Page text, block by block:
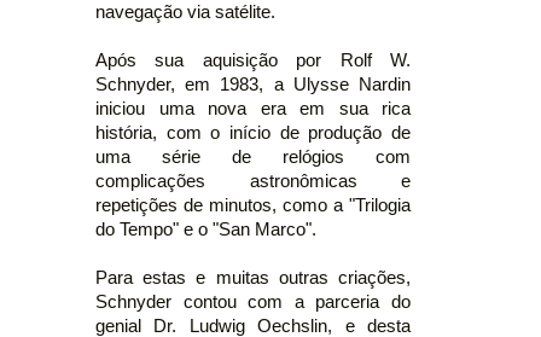
navegação via satélite.
Após sua aquisição por Rolf W.
Schnyder, em 1983, a Ulysse Nardin
iniciou uma nova era em sua rica
história, com o início de produção de
uma série de relógios com
complicações astronômicas e
repetições de minutos, como a "Trilogia
do Tempo" e o "San Marco".
Para estas e muitas outras criações,
Schnyder contou com a parceria do
genial Dr. Ludwig Oechslin, e desta